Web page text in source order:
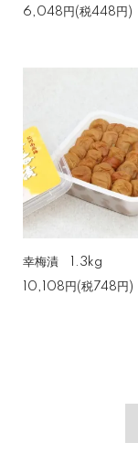
6,048円(税448円)
幸梅漬 1.3kg
10,108円(税748円)